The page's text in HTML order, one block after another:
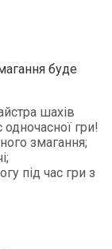
буде
шахів
гри!
змагання;
під час гри з